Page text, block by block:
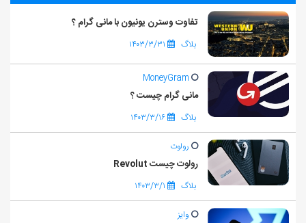
تفاوت وسترن یونیون با مانی گرام ؟
بلاگ ۱۴۰۳/۳/۳۱
MoneyGram
مانی گرام چیست ؟
بلاگ ۱۴۰۳/۳/۱۶
رولوت
رولوت چیست Revolut
بلاگ ۱۴۰۳/۳/۱
وایز